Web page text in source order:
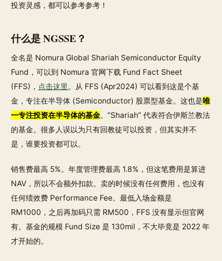
投资灵感，都可以参考参考！
什么是 NGSSE？
全名是 Nomura Global Shariah Semiconductor Equity
Fund，可以到 Nomura 官网下载 Fund Fact Sheet
(FFS)， 点击这里。从 FFS (Apr2024) 可以看到这是个基
金，专注在半导体 (Semiconductor) 股票型基金。这也是唯
一专注投资在半导体的基金。”Shariah” 代表符合伊斯兰教法
的基金。很多人误以为只有回教徒可以投资，但其实并不
是，谁要投资都可以。
销售费最高 5%。年度管理费最高 1.8%，但这笔费用是算进
NAV，所以不会额外扣款。卖的时候没有任何费用，也没有
任何绩效费 Performance Fee。最低入场金额是
RM1000，之后再加码只需 RM500，FFS 没有显示但官网
有。基金的规模 Fund Size 是 130mil，不大毕竟是 2022 年
才开始的。